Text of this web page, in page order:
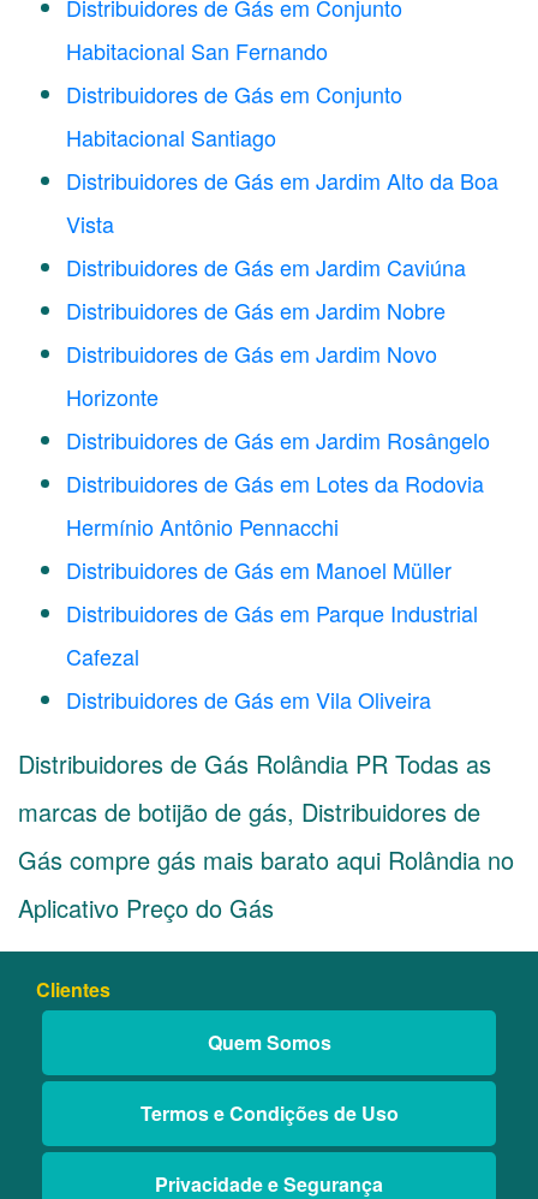
Distribuidores de Gás em Conjunto
Habitacional San Fernando
Distribuidores de Gás em Conjunto
Habitacional Santiago
Distribuidores de Gás em Jardim Alto da Boa
Vista
Distribuidores de Gás em Jardim Caviúna
Distribuidores de Gás em Jardim Nobre
Distribuidores de Gás em Jardim Novo
Horizonte
Distribuidores de Gás em Jardim Rosângelo
Distribuidores de Gás em Lotes da Rodovia
Hermínio Antônio Pennacchi
Distribuidores de Gás em Manoel Müller
Distribuidores de Gás em Parque Industrial
Cafezal
Distribuidores de Gás em Vila Oliveira
Distribuidores de Gás Rolândia PR Todas as
marcas de botijão de gás, Distribuidores de
Gás compre gás mais barato aqui Rolândia no
Aplicativo Preço do Gás
Clientes
Quem Somos
Termos e Condições de Uso
Privacidade e Segurança